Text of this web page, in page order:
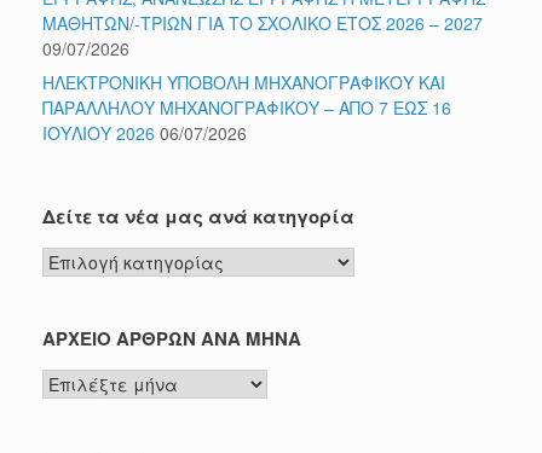
ΜΑΘΗΤΩΝ/-ΤΡΙΩΝ ΓΙΑ ΤΟ ΣΧΟΛΙΚΟ ΕΤΟΣ 2026 – 2027
09/07/2026
ΗΛΕΚΤΡΟΝΙΚΗ ΥΠΟΒΟΛΗ ΜΗΧΑΝΟΓΡΑΦΙΚΟΥ ΚΑΙ
ΠΑΡΑΛΛΗΛΟΥ ΜΗΧΑΝΟΓΡΑΦΙΚΟΥ – ΑΠΟ 7 ΕΩΣ 16
ΙΟΥΛΙΟΥ 2026 06/07/2026
Δείτε τα νέα μας ανά κατηγορία
Δείτε
τα
μας
κατηγορία
ΑΡΧΕΙΟ ΑΡΘΡΩΝ ΑΝΑ ΜΗΝΑ
ΑΡΧΕΙΟ
ΑΡΘΡΩΝ